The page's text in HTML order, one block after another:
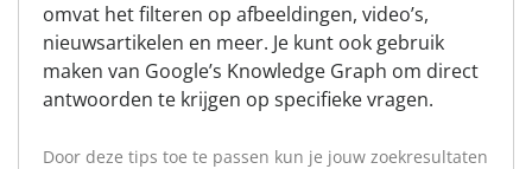
omvat het filteren op afbeeldingen, video’s,
nieuwsartikelen en meer. Je kunt ook gebruik
maken van Google’s Knowledge Graph om direct
antwoorden te krijgen op specifieke vragen.
Door deze tips toe te passen kun je jouw zoekresultaten